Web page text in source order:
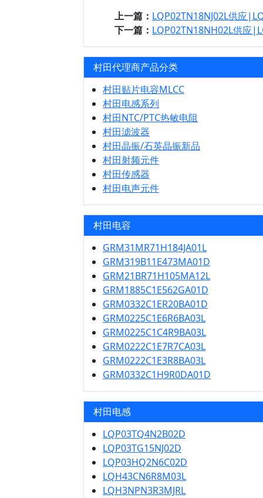
上一篇： LQP02TN18NJ02L供应
下一篇： LQP02TN18NH02L供应
村田代理商产品分类
村田贴片电容MLCC
村田电感系列
村田NTC/PTC热敏电阻
村田滤波器
村田晶振/石英晶振新品
村田射频元件
村田传感器
村田电声元件
村田电容
GRM31MR71H184JA01L
GRM319B11E473MA01D
GRM21BR71H105MA12L
GRM1885C1E562GA01D
GRM0332C1ER20BA01D
GRM0225C1E6R6BA03L
GRM0225C1C4R9BA03L
GRM0222C1E7R7CA03L
GRM0222C1E3R8BA03L
GRM0332C1H9R0DA01D
村田电感
LQP03TQ4N2B02D
LQP03TG15NJ02D
LQP03HQ2N6C02D
LQH43CN6R8M03L
LQH3NPN3R3MJRL